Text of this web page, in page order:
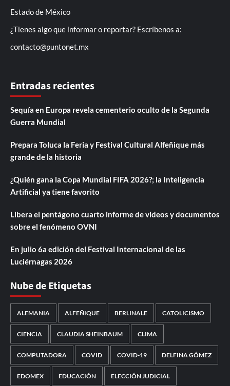
Estado de México
¿Tienes algo que informar o reportar? Escríbenos a:
contacto@puntonet.mx
Entradas recientes
Sequía en Europa revela cementerio oculto de la Segunda
Guerra Mundial
Prepara Toluca la Feria y Festival Cultural Alfeñique más
grande de la historia
¿Quién gana la Copa Mundial FIFA 2026?; la Inteligencia
Artificial ya tiene favorito
Libera el pentágono cuarto informe de videos y documentos
sobre el fenómeno OVNI
En julio 6a edición del Festival Internacional de las
Luciérnagas 2026
Nube de Etiquetas
ALEMANIA ALFEÑIQUE BERLINALE CATOLICISMO
CIENCIA CLAUDIA SHEINBAUM CLIMA
COMPUTADORA COVID COVID-19 DELFINA GÓMEZ
EDOMEX EDUCACIÓN ELECCIÓN JUDICIAL